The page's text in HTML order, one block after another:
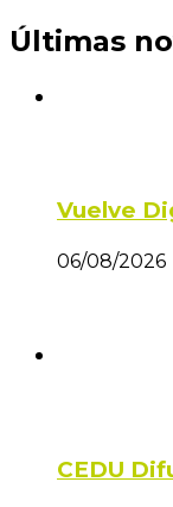
Últimas
Vuelve
06/08/2026
CEDU